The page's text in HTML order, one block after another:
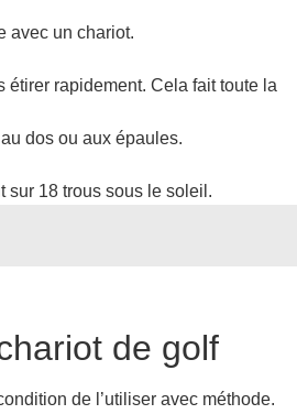
avec un chariot.
étirer rapidement. Cela fait toute la
dos ou aux épaules.
sur 18 trous sous le soleil.
de golf
de l’utiliser avec méthode.